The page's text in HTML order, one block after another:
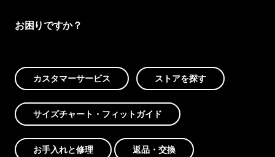
お困りですか？
カスタマーサービス ストアを探す
サイズチャート・フィットガイド
お手入れと修理 返品・交換